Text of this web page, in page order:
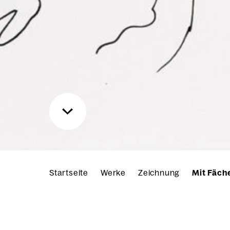
Startseite Werke Zeichnung Mit